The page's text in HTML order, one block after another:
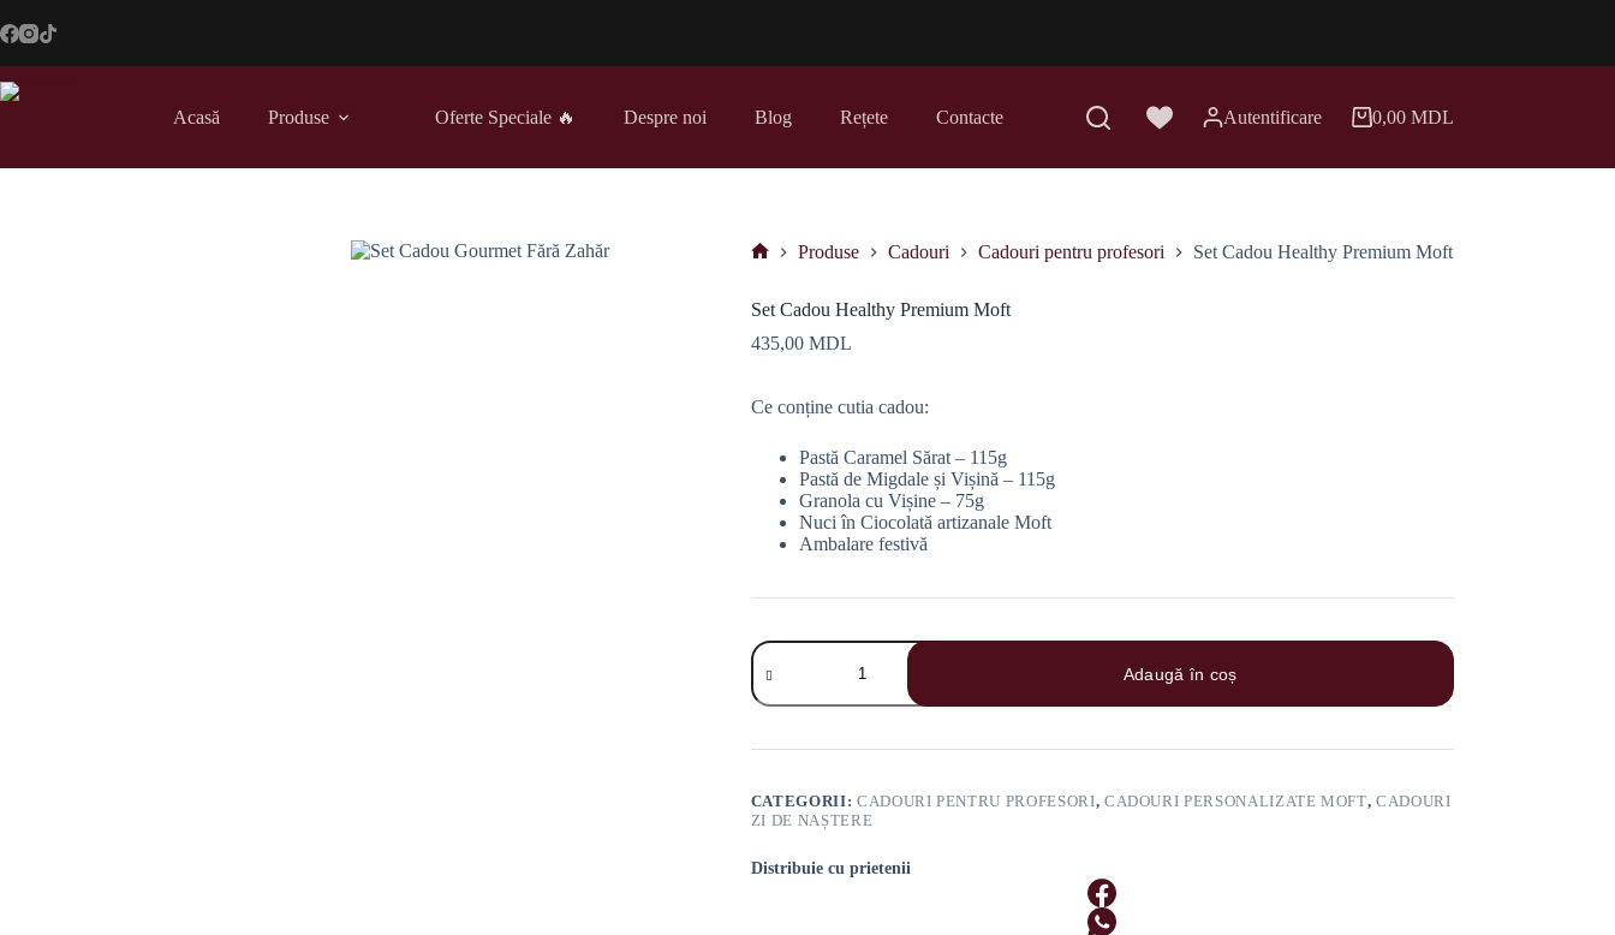
la
Acasă Produse Oferte Speciale 🔥 Despre noi Blog Rețete Contacte Autentificare
Coș
cumpărături
0,00 MDL
Produse Cadouri Cadouri pentru profesori Set Cadou Healthy Premium Moft
Set Cadou Healthy Premium Moft
435,00 MDL
Ce conține cutia cadou:
Pastă Caramel Sărat – 115g
Pastă de Migdale și Vișină – 115g
Granola cu Vișine – 75g
Nuci în Ciocolată artizanale Moft
Ambalare festivă
Cantitate
Set
Cadou
Healthy
Moft
Adaugă în coș
CATEGORII: CADOURI PENTRU PROFESORI, CADOURI PERSONALIZATE MOFT,CADOURI
ZI DE NAȘTERE
Distribuie cu prietenii